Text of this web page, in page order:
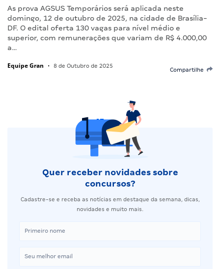
As prova AGSUS Temporários será aplicada neste
domingo, 12 de outubro de 2025, na cidade de Brasília-
DF. O edital oferta 130 vagas para nível médio e
superior, com remunerações que variam de R$ 4.000,00
a…
Equipe Gran • 8 de Outubro de 2025
Compartilhe
Quer receber novidades sobre
concursos?
Cadastre-se e receba as notícias em destaque da semana, dicas,
novidades e muito mais.